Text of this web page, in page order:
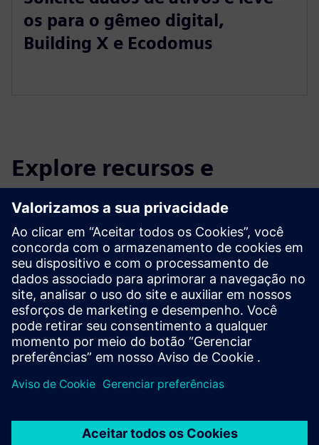
os para o gêmeo digital,
Building X e Ecodomus
Explore recursos e
produtos relacionados
Informações e recursos adicionais
Consultoria BIM Facility AG (somente em alemão)
Pré-requisitos